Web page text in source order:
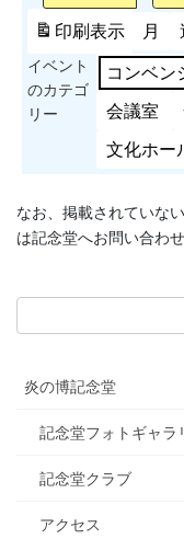
印刷表示 月
イベント
のカテゴ
リー
コンベン
会議室
文化ホー
なお、掲載されていな
は記念堂へお問い合わせ
炎の博記念堂
記念堂フォトギャラ
記念堂クラブ
アクセス